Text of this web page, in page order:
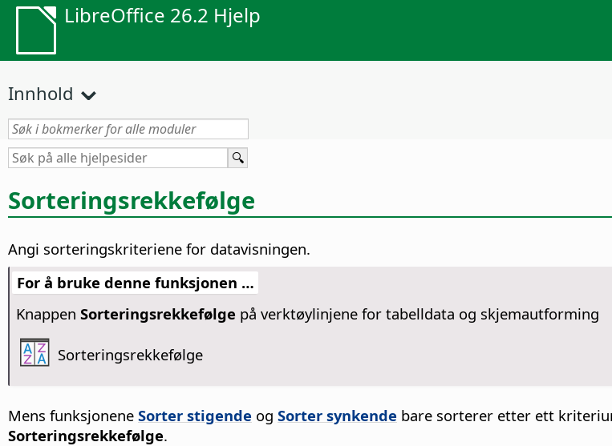
LibreOffice 26.2 Hjelp
Innhold
Sorteringsrekkefølge
Angi sorteringskriteriene for datavisningen.
For å bruke denne funksjonen …
Knappen Sorteringsrekkefølge på verktøylinjene for tabelldata og skjemautforming
Sorteringsrekkefølge
Mens funksjonene Sorter stigende og Sorter synkende bare sorterer etter ett
Sorteringsrekkefølge.